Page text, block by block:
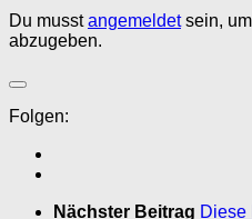
Du musstangemeldetsein,
abzugeben.
Folgen:
Nächster Beitrag Diese